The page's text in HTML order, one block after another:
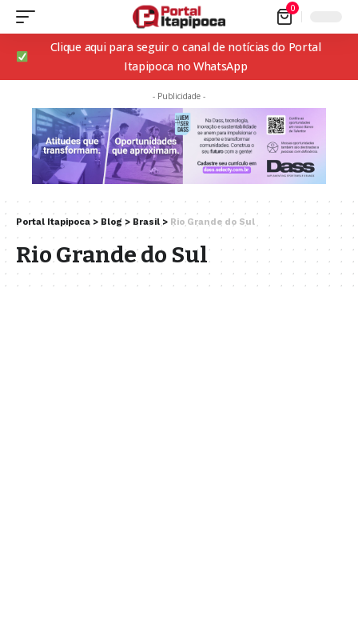
0
Clique aqui para seguir o canal de notícias do Portal
Itapipoca no WhatsApp
- Publicidade -
Portal Itapipoca > Blog > Brasil > Rio Grande do Sul
Rio Grande do Sul